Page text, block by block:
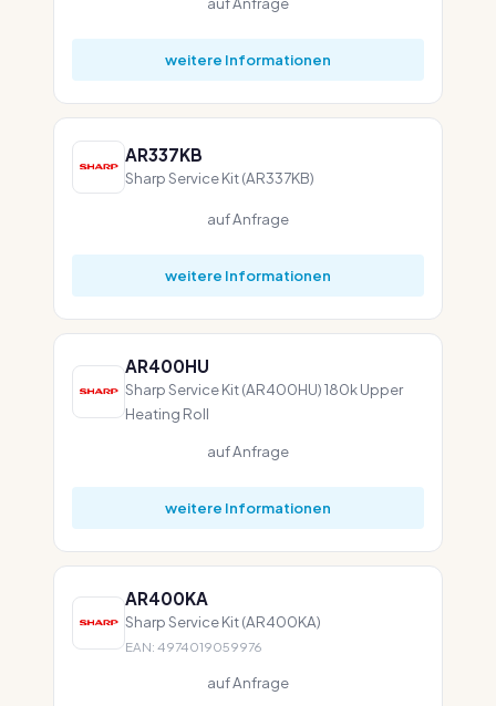
weitere Informationen
AR337KB
Sharp Service Kit (AR337KB)
auf Anfrage
weitere Informationen
AR400HU
Sharp Service Kit (AR400HU) 180k Upper
Heating Roll
auf Anfrage
weitere Informationen
AR400KA
Sharp Service Kit (AR400KA)
EAN: 4974019059976
auf Anfrage